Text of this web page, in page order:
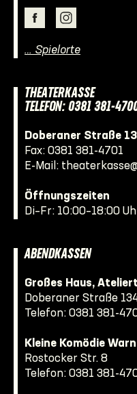
… Spielorte
THEATERKASSE
TELEFON: 0381 381-
Doberaner Straße
Fax: 0381 381-4701
E-Mail:
Öffnungszeiten
Di–Fr: 10:00–18:00
ABENDKASSEN
Großes Haus,
Doberaner Straße
Telefon: 0381 381-
Kleine Komödie
Rostocker Str. 8
Telefon: 0381 381-